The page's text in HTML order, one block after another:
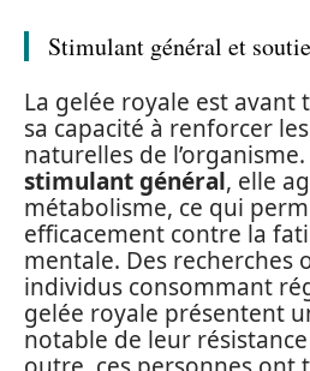
Stimulant général et
La gelée royale est
sa capacité à renforcer
naturelles de
stimulant général, elle
métabolisme, ce qui
efficacement contre la
mentale. Des recherches
individus consommant
gelée royale présentent
notable de leur